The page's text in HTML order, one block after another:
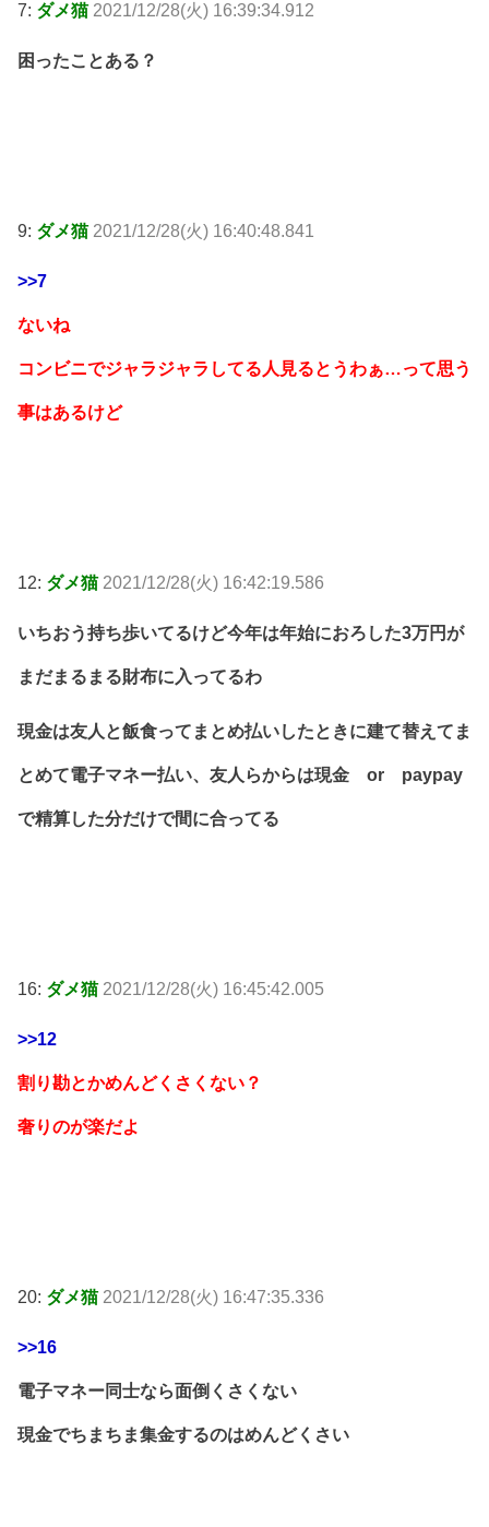
7: ダメ猫 2021/12/28(火) 16:39:34.912
困ったことある？
9: ダメ猫 2021/12/28(火) 16:40:48.841
>>7
ないね
コンビニでジャラジャラしてる人見るとうわぁ…って思う
事はあるけど
12: ダメ猫 2021/12/28(火) 16:42:19.586
いちおう持ち歩いてるけど今年は年始におろした3万円が
まだまるまる財布に入ってるわ
現金は友人と飯食ってまとめ払いしたときに建て替えてま
とめて電子マネー払い、友人らからは現金 or paypay
で精算した分だけで間に合ってる
16: ダメ猫 2021/12/28(火) 16:45:42.005
>>12
割り勘とかめんどくさくない？
奢りのが楽だよ
20: ダメ猫 2021/12/28(火) 16:47:35.336
>>16
電子マネー同士なら面倒くさくない
現金でちまちま集金するのはめんどくさい